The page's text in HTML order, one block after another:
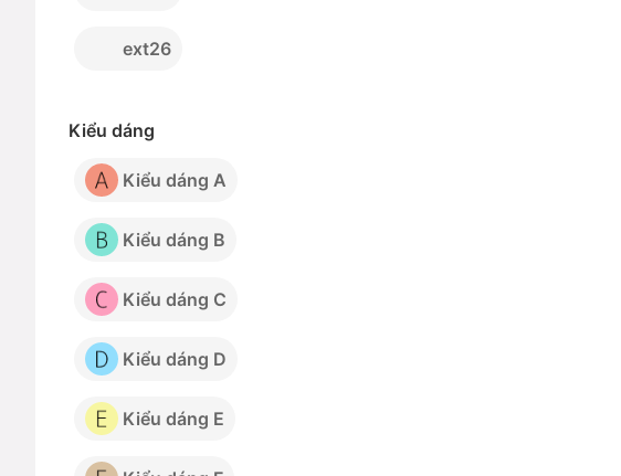
ext26
Kiểu dáng
Kiểu dáng A
Kiểu dáng B
Kiểu dáng C
Kiểu dáng D
Kiểu dáng E